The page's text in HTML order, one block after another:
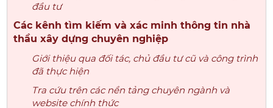
đầu tư
Các kênh tìm kiếm và xác minh thông tin nhà
thầu xây dựng chuyên nghiệp
Giới thiệu qua đối tác, chủ đầu tư cũ và công trình
đã thực hiện
Tra cứu trên các nền tảng chuyên ngành và
website chính thức